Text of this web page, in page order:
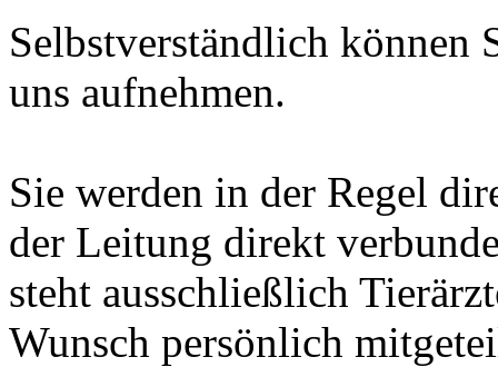
Selbstverständlich können
uns aufnehmen.
Sie werden in der Regel
der Leitung direkt
steht ausschließlich
Wunsch persönlich